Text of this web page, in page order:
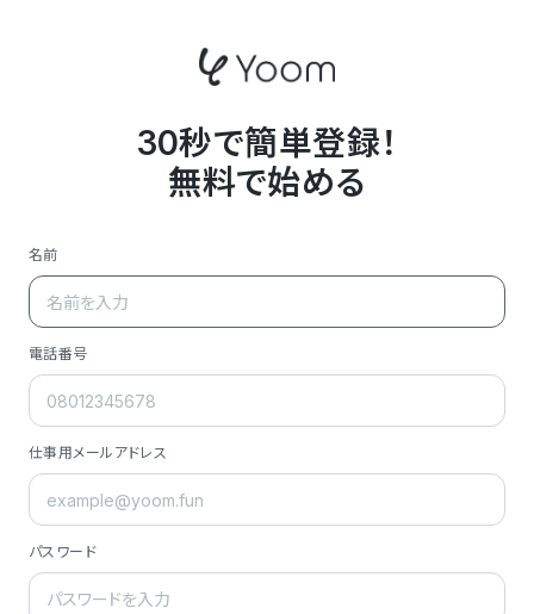
30秒で簡単登録！
無料で始める
名前
電話番号
仕事用メールアドレス
パスワード